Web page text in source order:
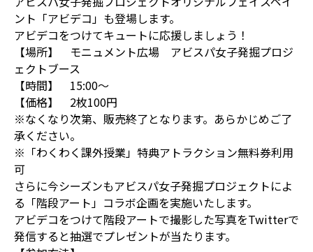
ント「アビデコ」も登場します。
アビデコをつけてキュートに応援しましょう！
【場所】 モニュメント広場 アビスパ女子発掘プロジ
ェクトブース
【時間】 15:00～
【価格】 2枚100円
※なくなり次第、販売終了となります。あらかじめご了
承ください。
※「わくわく課外授業」特典アトラクション無料券利用
可
さらに今シーズンもアビスパ女子発掘プロジェクトによ
る「階段アート」コラボ企画を実施いたします。
アビデコをつけて階段アートで撮影した写真をTwitterで
発信すると抽選でプレゼントが当たります。